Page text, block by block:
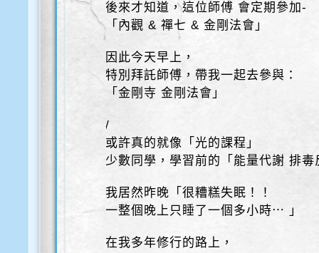
後來才知道，這位師傅 會定期參加-
「內觀 & 禪七 & 金剛法會」
因此今天早上，
特別拜託師傅，帶我一起去參與：
「金剛寺 金剛法會」
/
或許真的就像「光的課程」
少數同學，學習前的「能量代謝 排
我居然昨晚「很糟糕失眠！！
一整個晚上只睡了一個多小時⋯ 」
在我多年修行的路上，